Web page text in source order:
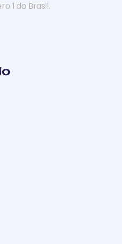
1 do Brasil.